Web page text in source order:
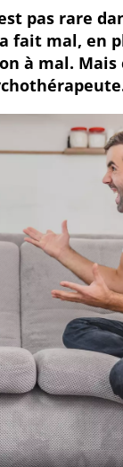
pas rare
fait mal, en
à mal. Mais